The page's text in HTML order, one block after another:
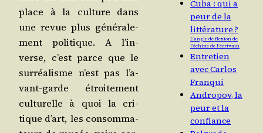
place à la culture dans
une revue plus géné­ra­le­
ment poli­tique. A l’in­
verse, c’est parce que le
sur­réa­lisme n’est pas l’a­
vant-garde étroi­te­ment
cultu­relle à quoi la cri­
tique d’art, les consom­ma­
Cuba : qui a
peur de la
littérature ?
L’angle de flexion de
l’échine de l’écrivain
Entretien
avec Carlos
Franqui
Andropov, la
peur et la
confiance